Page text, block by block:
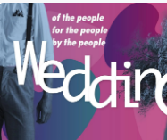
テクノロジー
映像・映画